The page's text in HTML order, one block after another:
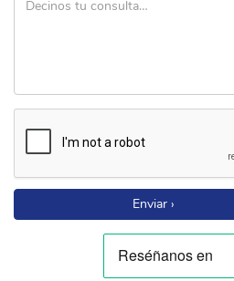
Enviar ›